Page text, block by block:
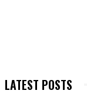
LATEST POSTS